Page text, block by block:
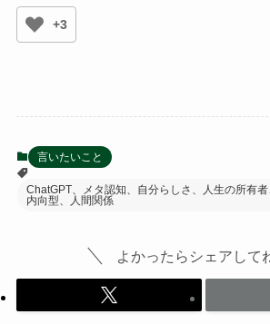
+3
言いたいこと
ChatGPT、メタ認知、自分らしさ、人生の所有者
内向型、人間関係
よかったらシェアして